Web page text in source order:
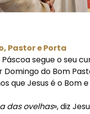
Pastor e Porta
segue o seu
Domingo do Bom
que Jesus é o Bom
das ovelhas», diz